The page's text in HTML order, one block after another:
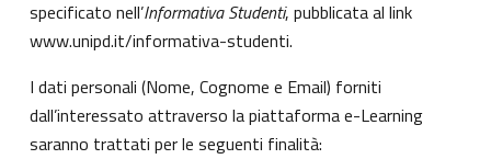
specificato nell’Informativa Studenti, pubblicata al link
www.unipd.it/informativa-studenti.
I dati personali (Nome, Cognome e Email) forniti
dall’interessato attraverso la piattaforma e-Learning
saranno trattati per le seguenti finalità: